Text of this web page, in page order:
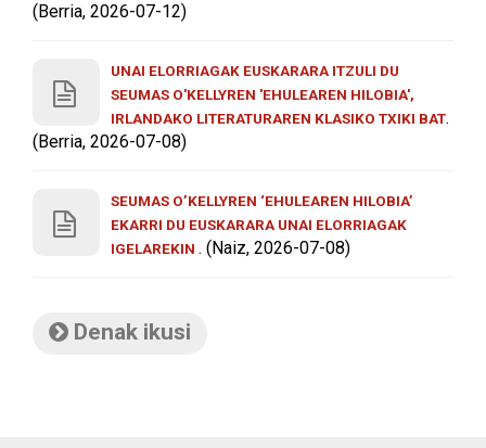
(Berria, 2026-07-12)
UNAI ELORRIAGAK EUSKARARA ITZULI DU
SEUMAS O'KELLYREN 'EHULEAREN HILOBIA',
IRLANDAKO LITERATURAREN KLASIKO TXIKI BAT.
(Berria, 2026-07-08)
SEUMAS O’KELLYREN ‘EHULEAREN HILOBIA’
EKARRI DU EUSKARARA UNAI ELORRIAGAK
IGELAREKIN . (Naiz, 2026-07-08)
Denak ikusi